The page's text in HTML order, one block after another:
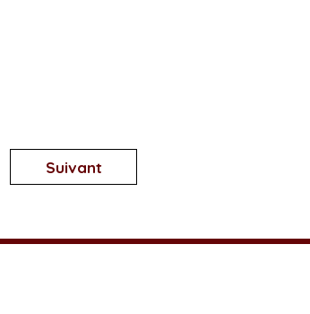
Suivant